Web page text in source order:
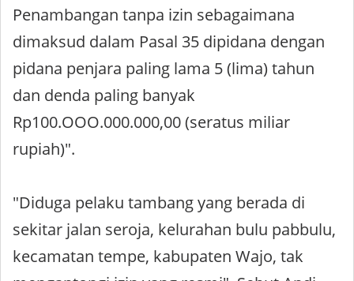
Penambangan tanpa izin sebagaimana
dimaksud dalam Pasal 35 dipidana dengan
pidana penjara paling lama 5 (lima) tahun
dan denda paling banyak
Rp100.OOO.000.000,00 (seratus miliar
rupiah)".
"Diduga pelaku tambang yang berada di
sekitar jalan seroja, kelurahan bulu pabbulu,
kecamatan tempe, kabupaten Wajo, tak